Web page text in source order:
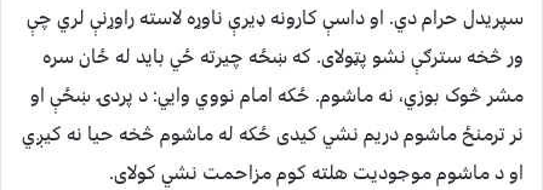
سپریدل حرام دي. او داسې کارونه ډيرې ناوړه لاسته راوړنې لري چې
ور څخه سترګې نشو پټولای. که ښځه چیرته ځي باید له ځان سره
مشر څوک بوزي، نه ماشوم. ځکه امام نووي وايي: د پردۍ ښځې او
نر ترمنځ ماشوم دريم نشي کيدی ځکه له ماشوم څخه حيا نه کيږي
او د ماشوم موجوديت هلته کوم مزاحمت نشي کولای.